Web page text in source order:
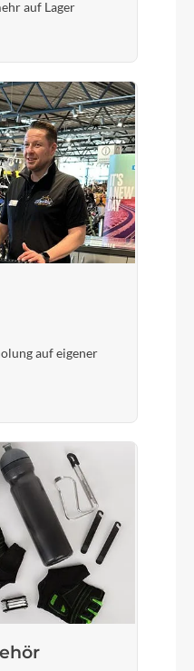
XT
(Integrated Cable
1 1/2" (ZS 56mm),
56mm), X-Connect
160
Sweep-Adjust RAIL
E-Bike Optimized,
100mm)
LED Remote
Lever, Internal
auf Lager
auf eigener